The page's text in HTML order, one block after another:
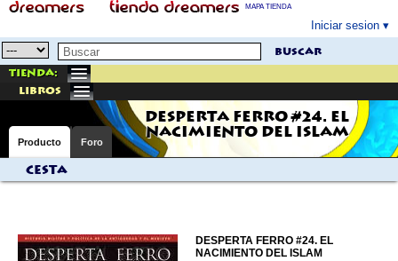
MAPA TIENDA
Iniciar sesion
buscar
Tienda:
libros
DESPERTA FERRO #24. EL
NACIMIENTO DEL ISLAM
Producto Foro
Cesta
DESPERTA FERRO #24. EL
NACIMIENTO DEL ISLAM